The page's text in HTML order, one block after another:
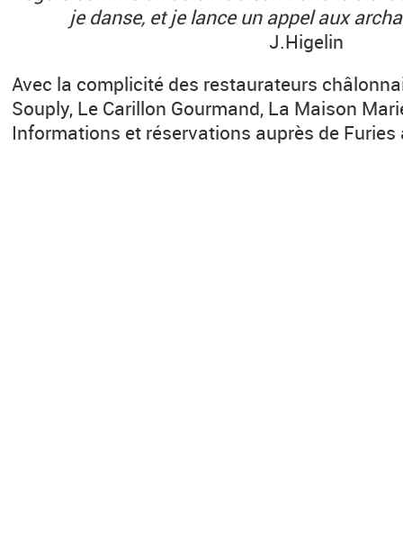
je danse, et je lance un appel aux
J.Higelin
Avec la complicité des restaurateurs
Souply, Le Carillon Gourmand, La Maison
Informations et réservations auprès de Furies